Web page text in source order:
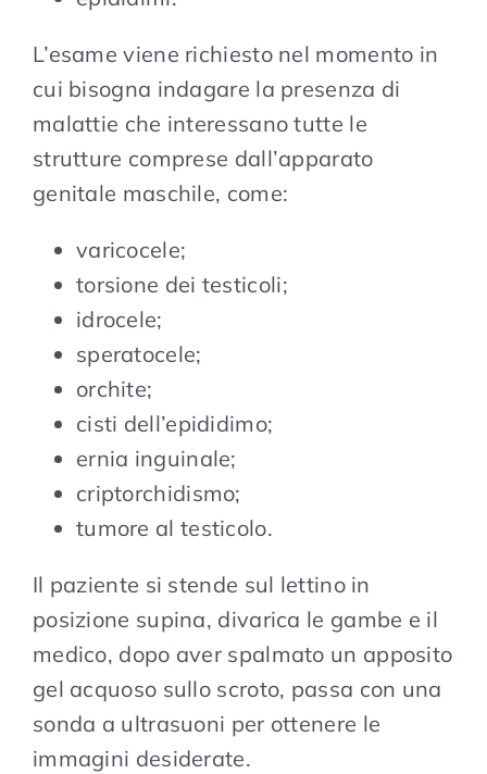
L’esame viene richiesto nel momento in
cui bisogna indagare la presenza di
malattie che interessano tutte le
strutture comprese dall’apparato
genitale maschile, come:
varicocele;
torsione dei testicoli;
idrocele;
speratocele;
orchite;
cisti dell’epididimo;
ernia inguinale;
criptorchidismo;
tumore al testicolo.
Il paziente si stende sul lettino in
posizione supina, divarica le gambe e il
medico, dopo aver spalmato un apposito
gel acquoso sullo scroto, passa con una
sonda a ultrasuoni per ottenere le
immagini desiderate.